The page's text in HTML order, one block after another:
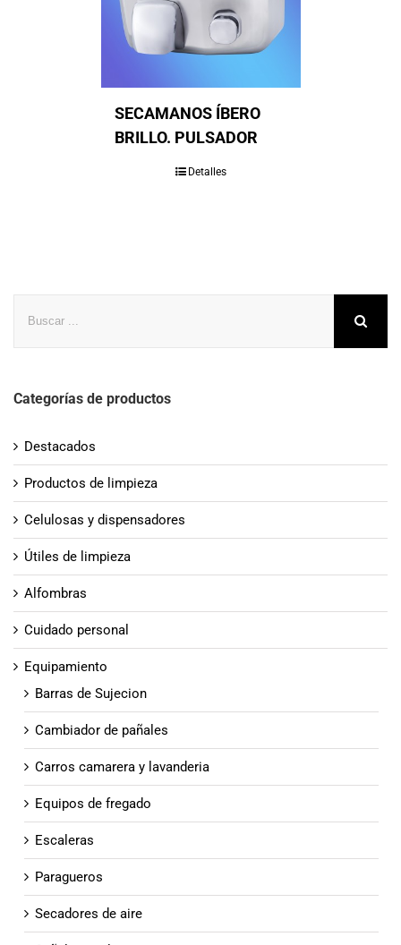
SECAMANOS ÍBERO
BRILLO. PULSADOR
Detalles
Categorías de productos
Destacados
Productos de limpieza
Celulosas y dispensadores
Útiles de limpieza
Alfombras
Cuidado personal
Equipamiento
Barras de Sujecion
Cambiador de pañales
Carros camarera y lavanderia
Equipos de fregado
Escaleras
Paragueros
Secadores de aire